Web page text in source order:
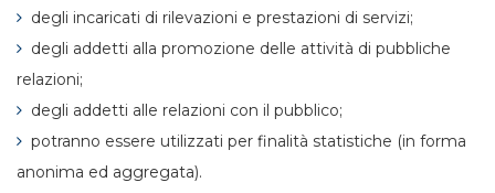
degli incaricati di rilevazioni e prestazioni di servizi;
degli addetti alla promozione delle attività di pubbliche
relazioni;
degli addetti alle relazioni con il pubblico;
potranno essere utilizzati per finalità statistiche (in forma
anonima ed aggregata).